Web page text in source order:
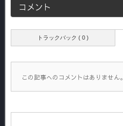
コメント
トラックバック ( 0 )
この記事へのコメントはありません。